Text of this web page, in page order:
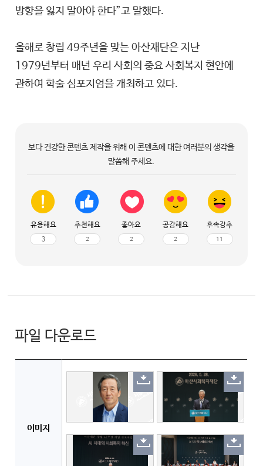
방향을 잃지 말아야 한다”고 말했다.
올해로 창립 49주년을 맞는 아산재단은 지난
1979년부터 매년 우리 사회의 중요 사회복지 현안에
관하여 학술 심포지엄을 개최하고 있다.
보다 건강한 콘텐츠 제작을 위해 이 콘텐츠에 대한 여러분의 생각을
말씀해 주세요.
유용해요
3
추천해요
2
좋아요
2
공감해요
2
후속강추
11
파일 다운로드
이미지